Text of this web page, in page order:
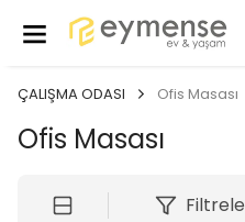
ÇALIŞMA ODASI Ofis Masası
Ofis Masası
Filtrele